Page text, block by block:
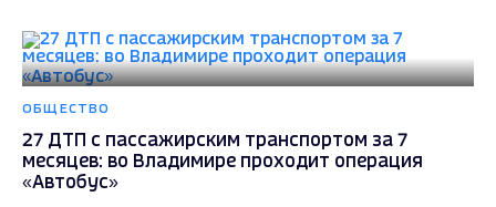
ОБЩЕСТВО
27 ДТП с пассажирским транспортом за 7
месяцев: во Владимире проходит операция
«Автобус»